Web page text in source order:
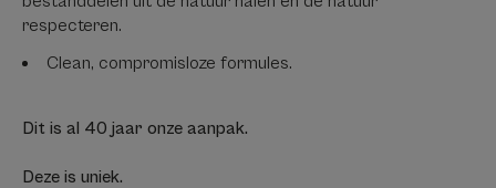
respecteren.
Clean, compromisloze formules.
Dit is al 40 jaar onze aanpak.
Deze is uniek.